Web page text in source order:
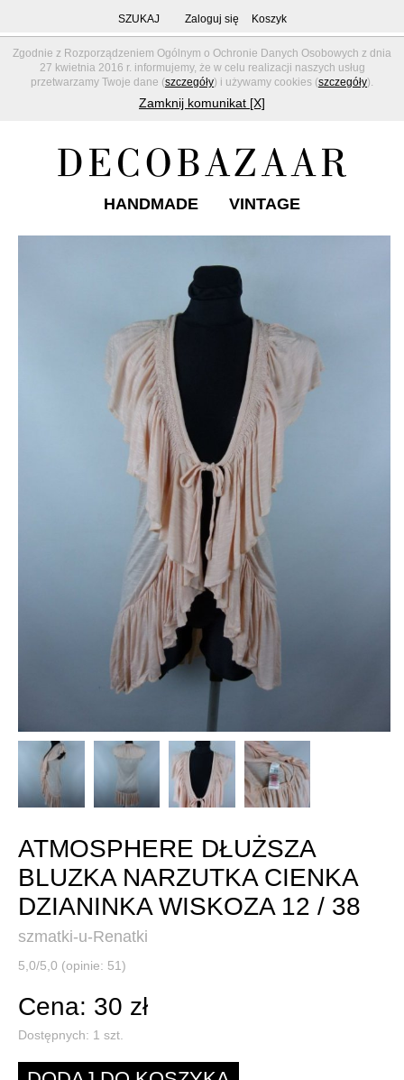
Zgodnie z Rozporządzeniem Ogólnym o Ochronie Danych Osobowych z dnia
27 kwietnia 2016 r. informujemy, że w celu realizacji naszych usług
przetwarzamy Twoje dane (szczegóły) i używamy cookies (szczegóły).
Zamknij komunikat [X]
SZUKAJ Zaloguj się Koszyk
HANDMADE VINTAGE
ATMOSPHERE DŁUŻSZA
BLUZKA NARZUTKA CIENKA
DZIANINKA WISKOZA 12 / 38
szmatki-u-Renatki
5,0/5,0 (opinie: 51)
Cena: 30 zł
Dostępnych: 1 szt.